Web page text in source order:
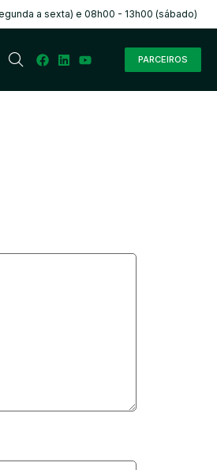
a sexta) e 08h00 - 13h00 (sábado)
PARCEIROS